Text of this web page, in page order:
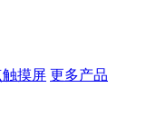
触摸屏 更多产品